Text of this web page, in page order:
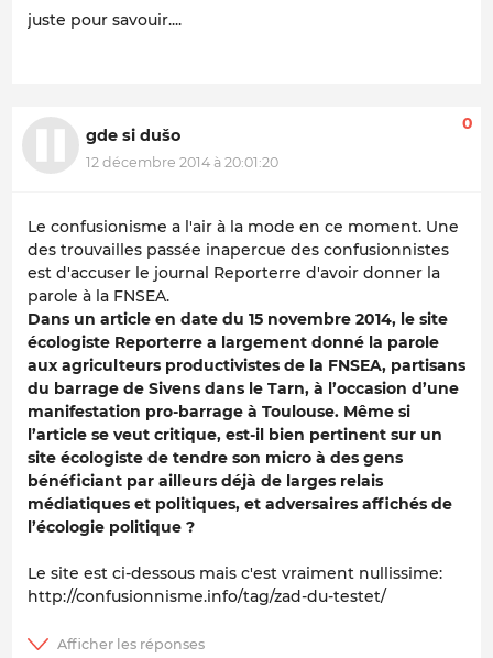
juste pour savouir....
gde si dušo
12 décembre 2014 à 20:01:20
0
Le confusionisme a l'air à la mode en ce moment. Une
des trouvailles passée inapercue des confusionnistes
est d'accuser le journal Reporterre d'avoir donner la
parole à la FNSEA.
Dans un article en date du 15 novembre 2014, le site
écologiste Reporterre a largement donné la parole
aux agriculteurs productivistes de la FNSEA, partisans
du barrage de Sivens dans le Tarn, à l’occasion d’une
manifestation pro-barrage à Toulouse. Même si
l’article se veut critique, est-il bien pertinent sur un
site écologiste de tendre son micro à des gens
bénéficiant par ailleurs déjà de larges relais
médiatiques et politiques, et adversaires affichés de
l’écologie politique ?
Le site est ci-dessous mais c'est vraiment nullissime:
http://confusionnisme.info/tag/zad-du-testet/